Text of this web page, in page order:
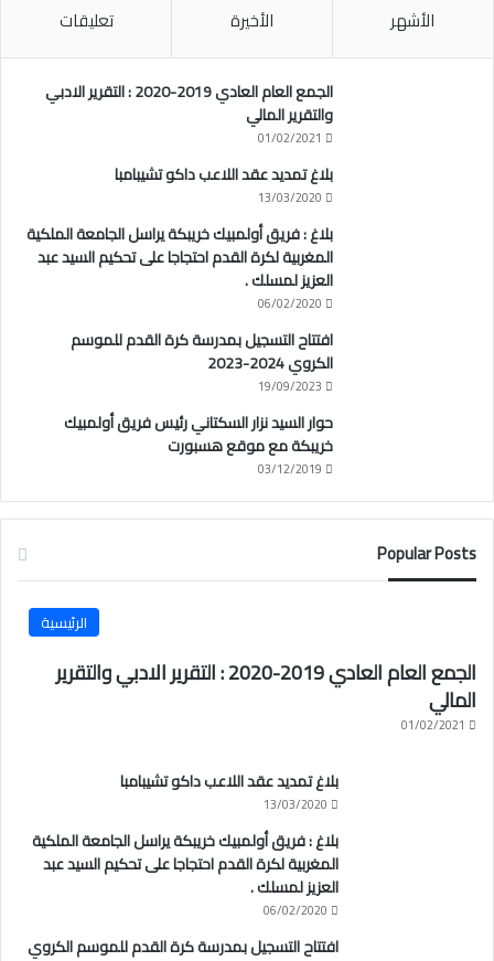
الأشهر الأخيرة تعليقات
الجمع العام العادي 2019-2020 : التقرير الادبي
والتقرير المالي
01/02/2021
بلاغ تمديد عقد اللاعب داكو تشيبامبا
13/03/2020
بلاغ : فريق أولمبيك خريبكة يراسل الجامعة الملكية
المغربية لكرة القدم احتجاجا على تحكيم السيد عبد
العزيز لمسلك .
06/02/2020
افتتاح التسجيل بمدرسة كرة القدم للموسم
الكروي 2024-2023
19/09/2023
حوار السيد نزار السكتاني رئيس فريق أولمبيك
خريبكة مع موقع هسبورت
03/12/2019
Popular Posts
الرئيسية
الجمع العام العادي 2019-2020 : التقرير الادبي والتقرير
المالي
01/02/2021
بلاغ تمديد عقد اللاعب داكو تشيبامبا
13/03/2020
بلاغ : فريق أولمبيك خريبكة يراسل الجامعة الملكية
المغربية لكرة القدم احتجاجا على تحكيم السيد عبد
العزيز لمسلك .
06/02/2020
افتتاح التسجيل بمدرسة كرة القدم للموسم الكروي